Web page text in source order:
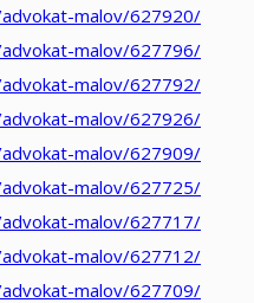
malov/627920/
malov/627796/
malov/627792/
malov/627926/
malov/627909/
malov/627725/
malov/627717/
malov/627712/
malov/627709/